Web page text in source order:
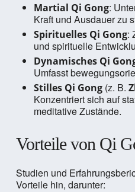
Martial Qi Gong:
Kraft und Ausdauer zu
Spirituelles Qi Gong:
und spirituelle
Dynamisches Qi
Umfasst
Stilles Qi Gong(z. B.
Konzentriert sich auf
meditative Zustände.
Vorteile von Qi
Studien und
Vorteile hin, darunter: